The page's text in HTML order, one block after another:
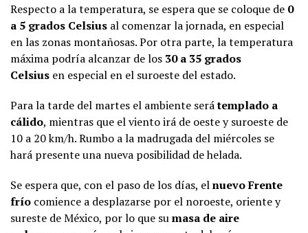
Respecto a la temperatura, se espera que se coloque de 0
a 5 grados Celsius al comenzar la jornada, en especial
en las zonas montañosas. Por otra parte, la temperatura
máxima podría alcanzar de los 30 a 35 grados
Celsius en especial en el suroeste del estado.
Para la tarde del martes el ambiente serátemplado a
cálido, mientras que el viento irá de oeste y suroeste de
10 a 20 km/h. Rumbo a la madrugada del miércoles se
hará presente una nueva posibilidad de helada.
Se espera que, con el paso de los días, elnuevo Frente
frío comience a desplazarse por el noroeste, oriente y
sureste de México, por lo que sumasa de aire